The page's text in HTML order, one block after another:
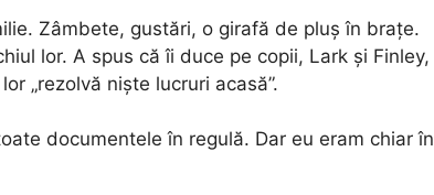
Zâmbete, gustări, o girafă de pluș în brațe.
lor. A spus că îi duce pe copii, Lark și Finley,
„rezolvă niște lucruri acasă”.
documentele în regulă. Dar eu eram chiar în